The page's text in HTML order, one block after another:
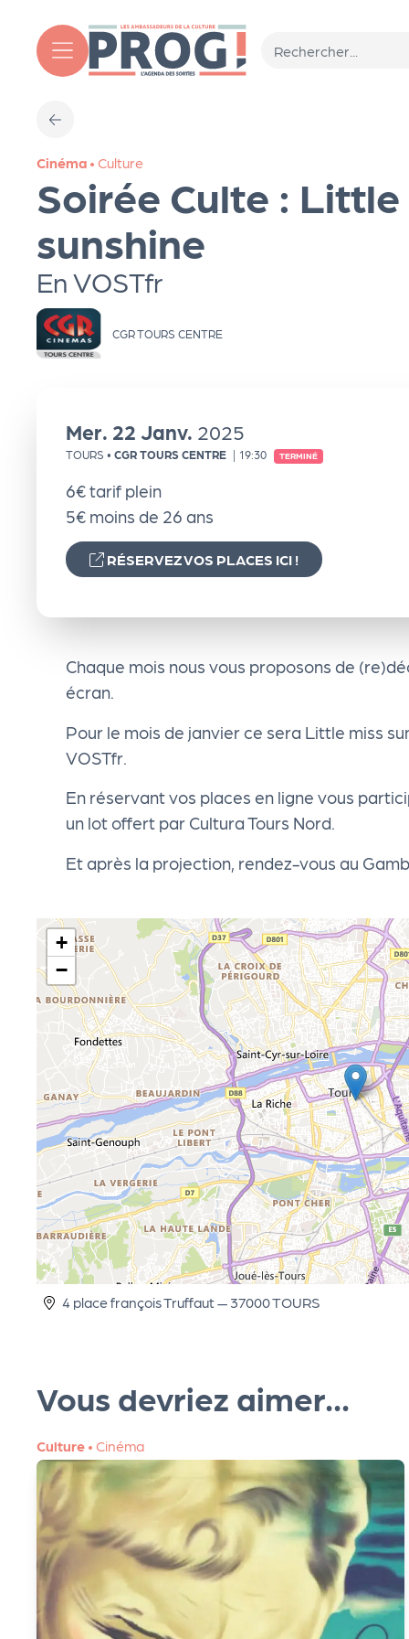
Cinéma • Culture
Soirée Culte : Little
sunshine
En VOSTfr
CGR TOURS CENTRE
Mer. 22 Janv. 2025
TOURS • CGR TOURS CENTRE | 19:30 TERMINÉ
6€ tarif plein
5€ moins de 26 ans
RÉSERVEZ VOS PLACES ICI !
Chaque mois nous vous proposons de
écran.
Pour le mois de janvier ce sera Little miss
VOSTfr.
En réservant vos places en ligne vous
un lot offert par Cultura Tours Nord.
Et après la projection, rendez-vous au
+
−
4 place françois Truffaut — 37000 TOURS
Vous devriez aimer...
Culture • Cinéma
T
o
ut
l'
a
e
n
d
a
Le
s
sé
le
cti
on
s
P
R
O
G!
P
R
O
Le
M
ag
Su
ivr